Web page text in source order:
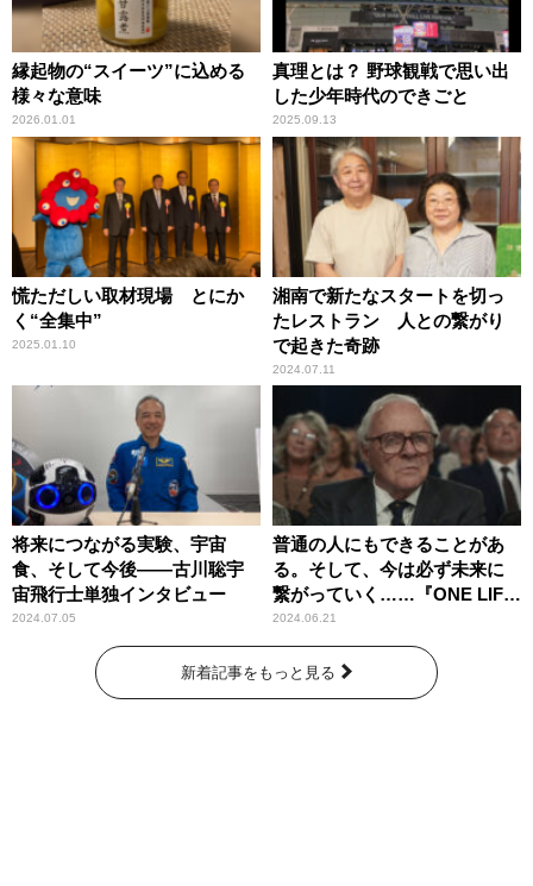
縁起物の“スイーツ”に込める
様々な意味
2026.01.01
真理とは？ 野球観戦で思い出
した少年時代のできごと
2025.09.13
慌ただしい取材現場 とにか
く“全集中”
2025.01.10
湘南で新たなスタートを切っ
たレストラン 人との繋がり
で起きた奇跡
2024.07.11
将来につながる実験、宇宙
食、そして今後――古川聡宇
宙飛行士単独インタビュー
2024.07.05
普通の人にもできることがあ
る。そして、今は必ず未来に
繋がっていく……『ONE LIFE
奇跡が繋いだ6000の命』
2024.06.21
新着記事をもっと見る